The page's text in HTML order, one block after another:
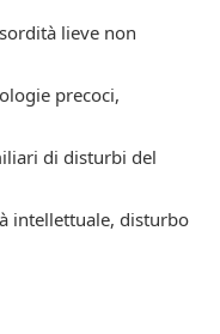
lieve non
precoci,
di disturbi del
intellettuale, disturbo